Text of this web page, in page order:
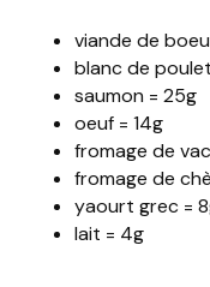
viande de
blanc de
saumon = 25g
oeuf = 14g
fromage de
fromage de
yaourt grec =
lait = 4g